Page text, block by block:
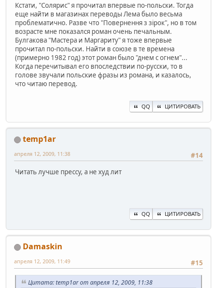
Кстати, "Солярис" я прочитал впервые по-польски. Тогда
еще найти в магазинах переводы Лема было весьма
проблематично. Разве что "Повернення з зірок", но в том
возрасте мне показался роман очень печальным.
Булгакова "Мастера и Маргариту" я тоже впервые
прочитал по-польски. Найти в союзе в те времена
(примерно 1982 год) этот роман было "днем с огнем"...
Когда перечитывал его впоследствии по-русски, то в
голове звучали польские фразы из романа, и казалось,
что читаю перевод.
QQ ЦИТИРОВАТЬ
temp1ar
#14
апреля 12, 2009, 11:38
Читать лучше прессу, а не худ лит
QQ ЦИТИРОВАТЬ
Damaskin
#15
апреля 12, 2009, 11:49
Цитата: temp1ar от апреля 12, 2009, 11:38